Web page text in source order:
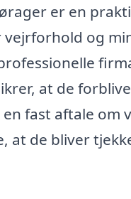
er en
og
at de
fast aftale om
at de bliver